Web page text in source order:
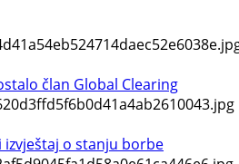
član Global Clearing
izvještaj o stanju borbe